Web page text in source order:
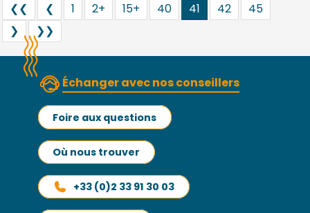
❮❮ ❮ 1 2+ 15+ 40 41 42
45
❯
❯❯
Échanger avec nos conseillers
Foire aux questions
Où nous trouver
+33 (0)2 33 91 30 03